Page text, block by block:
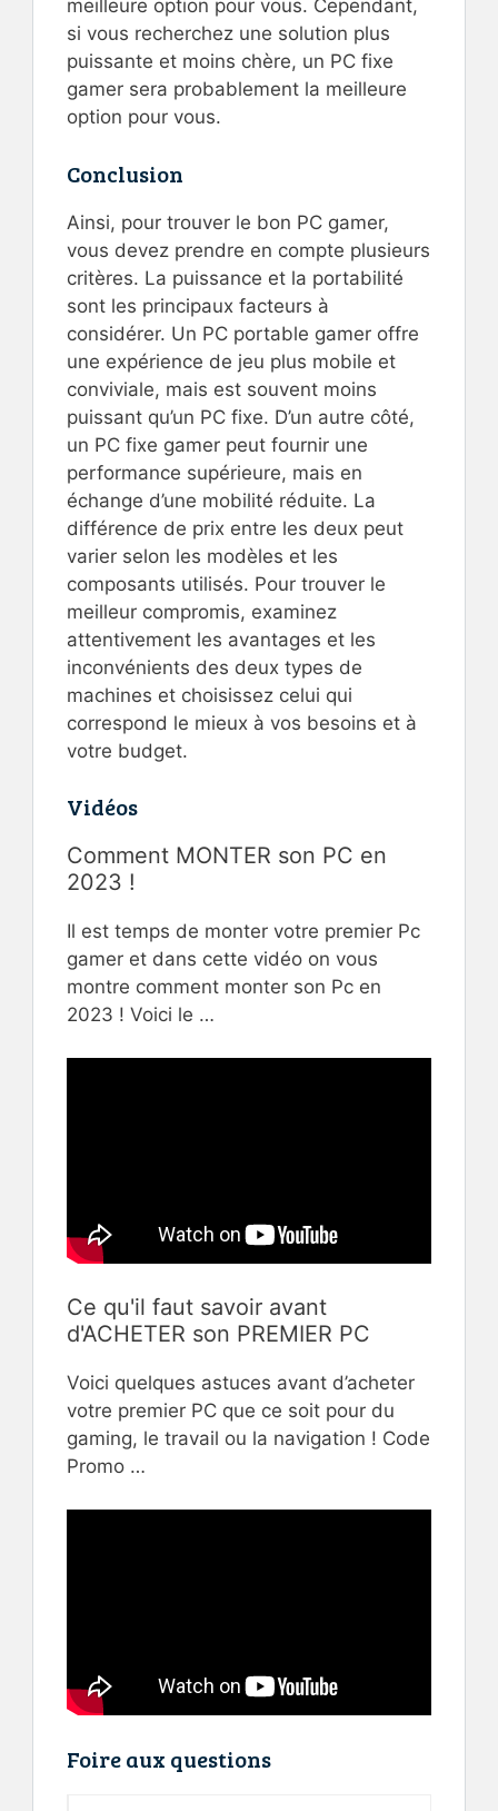
meilleure option pour vous. Cependant,
si vous recherchez une solution plus
puissante et moins chère, un PC fixe
gamer sera probablement la meilleure
option pour vous.
Conclusion
Ainsi, pour trouver le bon PC gamer,
vous devez prendre en compte plusieurs
critères. La puissance et la portabilité
sont les principaux facteurs à
considérer. Un PC portable gamer offre
une expérience de jeu plus mobile et
conviviale, mais est souvent moins
puissant qu’un PC fixe. D’un autre côté,
un PC fixe gamer peut fournir une
performance supérieure, mais en
échange d’une mobilité réduite. La
différence de prix entre les deux peut
varier selon les modèles et les
composants utilisés. Pour trouver le
meilleur compromis, examinez
attentivement les avantages et les
inconvénients des deux types de
machines et choisissez celui qui
correspond le mieux à vos besoins et à
votre budget.
Vidéos
Comment MONTER son PC en
2023 !
Il est temps de monter votre premier Pc
gamer et dans cette vidéo on vous
montre comment monter son Pc en
2023 ! Voici le …
Ce qu'il faut savoir avant
d'ACHETER son PREMIER PC
Voici quelques astuces avant d’acheter
votre premier PC que ce soit pour du
gaming, le travail ou la navigation ! Code
Promo …
Foire aux questions